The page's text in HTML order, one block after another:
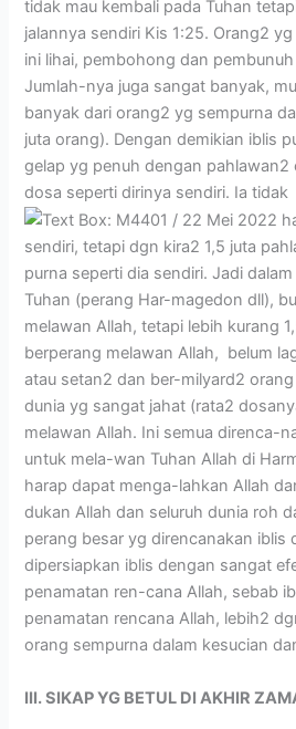
tidak mau kembali pada Tuhan
jalannya sendiri Kis 1:25. Orang2
ini lihai, pembohong dan
Jumlah-nya juga sangat banyak,
banyak dari orang2 yg sempurna
juta orang). Dengan demikian iblis
gelap yg penuh dengan pahlawan2
dosa seperti dirinya sendiri. Ia tidak
sendiri, tetapi dgn kira2 1,5 juta
purna seperti dia sendiri. Jadi
Tuhan (perang Har-magedon dll),
melawan Allah, tetapi lebih kurang
berperang melawan Allah, belum
atau setan2 dan ber-milyard2
dunia yg sangat jahat (rata2
melawan Allah. Ini semua direnca-
untuk mela-wan Tuhan Allah di
harap dapat menga-lahkan Allah
dukan Allah dan seluruh dunia roh
perang besar yg direncanakan iblis
dipersiapkan iblis dengan sangat
penamatan ren-cana Allah, sebab
penamatan rencana Allah, lebih2
orang sempurna dalam kesucian
III. SIKAP YG BETUL DI AKHIR